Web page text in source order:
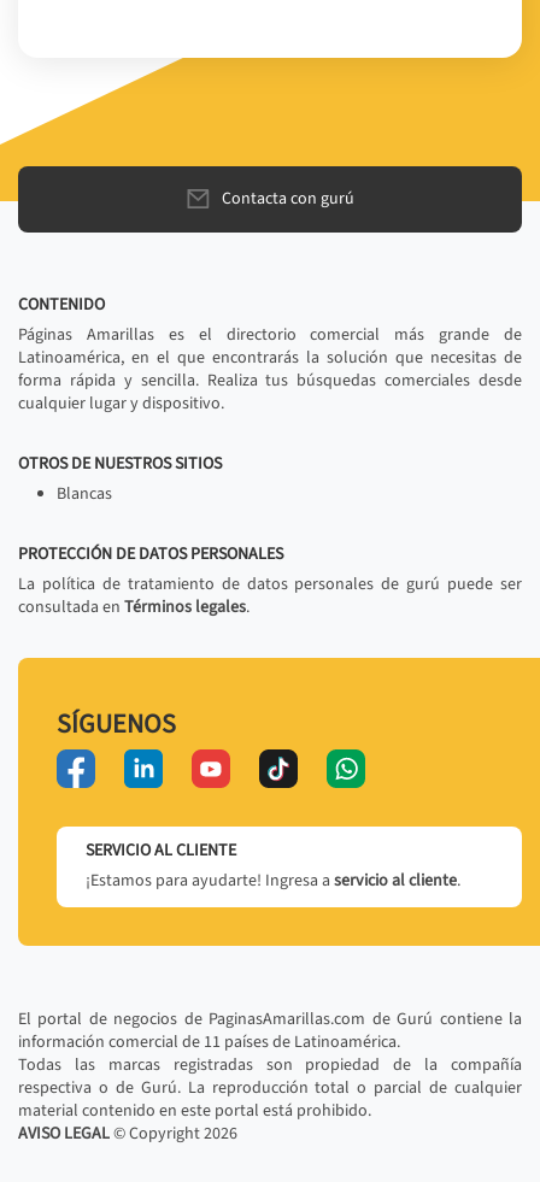
Contacta con gurú
CONTENIDO
Páginas Amarillas es el directorio comercial más grande de
Latinoamérica, en el que encontrarás la solución que necesitas de
forma rápida y sencilla. Realiza tus búsquedas comerciales desde
cualquier lugar y dispositivo.
OTROS DE NUESTROS SITIOS
Blancas
PROTECCIÓN DE DATOS PERSONALES
La política de tratamiento de datos personales de gurú puede ser
consultada en Términos legales.
SÍGUENOS
SERVICIO AL CLIENTE
¡Estamos para ayudarte! Ingresa a servicio al cliente.
El portal de negocios de PaginasAmarillas.com de Gurú contiene la
información comercial de 11 países de Latinoamérica.
Todas las marcas registradas son propiedad de la compañía
respectiva o de Gurú. La reproducción total o parcial de cualquier
material contenido en este portal está prohibido.
AVISO LEGAL© Copyright2026